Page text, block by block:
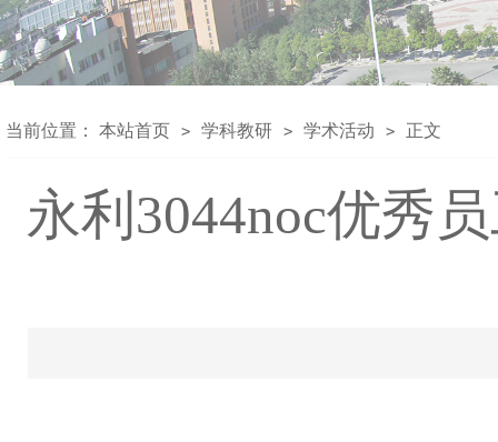
当前位置： 本站首页 > 学科教研 > 学术活动 > 正文
永利3044noc优秀